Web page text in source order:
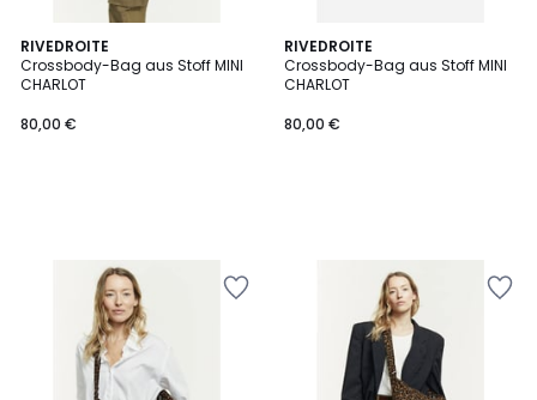
RIVEDROITE
Crossbody-Bag aus Stoff MINI
CHARLOT
80,00 €
RIVEDROITE
Crossbody-Bag aus Stoff MINI
CHARLOT
80,00 €